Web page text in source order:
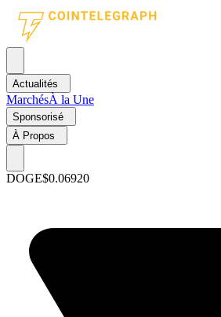
Actualités
MarchésÀ la Une
Sponsorisé
À Propos
DOGE$0.06920